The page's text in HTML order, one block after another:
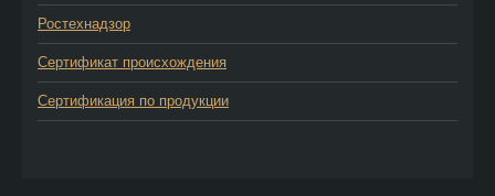
Ростехнадзор
Сертификат происхождения
Сертификация по продукции